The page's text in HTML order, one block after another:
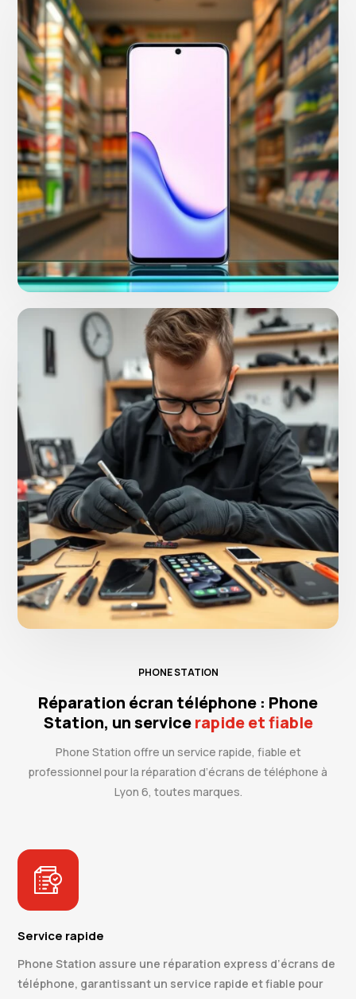
PHONE STATION
Réparation écran téléphone : Phone
Station, un servicerapide et fiable
Phone Station offre un service rapide, fiable et
professionnel pour la réparation d’écrans de téléphone à
Lyon 6, toutes marques.
Service rapide
Phone Station assure une réparation express d’écrans de
téléphone, garantissant un service rapide et fiable pour